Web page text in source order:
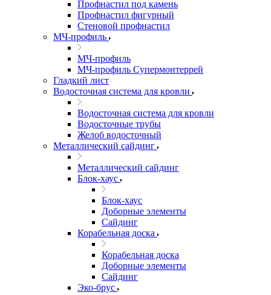
Профнастил под камень
Профнастил фигурный
Стеновой профнастил
МЧ-профиль
МЧ-профиль
МЧ-профиль Супермонтеррей
Гладкий лист
Водосточная система для кровли
Водосточная система для кровли
Водосточные трубы
Желоб водосточный
Металлический сайдинг
Металлический сайдинг
Блок-хаус
Блок-хаус
Доборные элементы
Сайдинг
Корабельная доска
Корабельная доска
Доборные элементы
Сайдинг
Эко-брус